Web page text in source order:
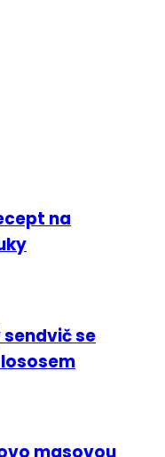
na
se